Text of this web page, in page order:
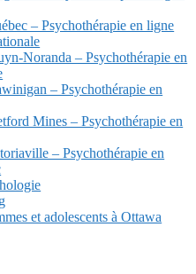
– Psychothérapie en ligne
Noranda – Psychothérapie en
– Psychothérapie en
Mines – Psychothérapie en
– Psychothérapie en
et adolescents à Ottawa